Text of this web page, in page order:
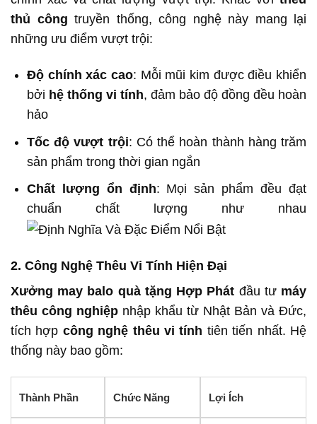
thủ công truyền thống, công nghệ này mang lại
những ưu điểm vượt trội:
Độ chính xác cao: Mỗi mũi kim được điều khiển
bởi hệ thống vi tính, đảm bảo độ đồng đều hoàn
hảo
Tốc độ vượt trội: Có thể hoàn thành hàng trăm
sản phẩm trong thời gian ngắn
Chất lượng ổn định: Mọi sản phẩm đều đạt
chuẩn chất lượng như nhau
2. Công Nghệ Thêu Vi Tính Hiện Đại
Xưởng may balo quà tặng Hợp Phát đầu tư máy
thêu công nghiệp nhập khẩu từ Nhật Bản và Đức,
tích hợp công nghệ thêu vi tính tiên tiến nhất. Hệ
thống này bao gồm:
Thành Phần Chức Năng Lợi Ích